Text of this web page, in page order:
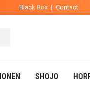
Black Box | Contact
SHOJO